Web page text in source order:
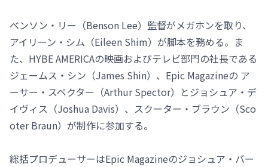
ベンソン・リー（Benson Lee）監督がメガホンを取り、
アイリーン・シム（Eileen Shim）が脚本を務める。ま
た、HYBE AMERICAの映画およびテレビ部門の社長である
ジェームス・シン（James Shin）、Epic Magazineの ア
ーサー・スペクター（Arthur Spector）とジョシュア・デ
イヴィス（Joshua Davis）、スクーター・ブラウン（Sco
oter Braun）が制作に参加する。
総括プロデューサーはEpic Magazineのジョシュア・バー